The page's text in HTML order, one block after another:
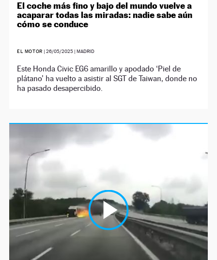
El coche más fino y bajo del mundo vuelve a
acaparar todas las miradas: nadie sabe aún
cómo se conduce
EL MOTOR | 26/05/2025| MADRID
Este Honda Civic EG6 amarillo y apodado ‘Piel de
plátano’ ha vuelto a asistir al SGT de Taiwan, donde no
ha pasado desapercibido.